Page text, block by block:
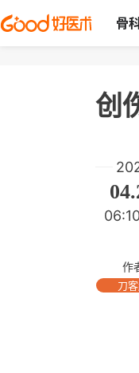
骨
创
作
刀